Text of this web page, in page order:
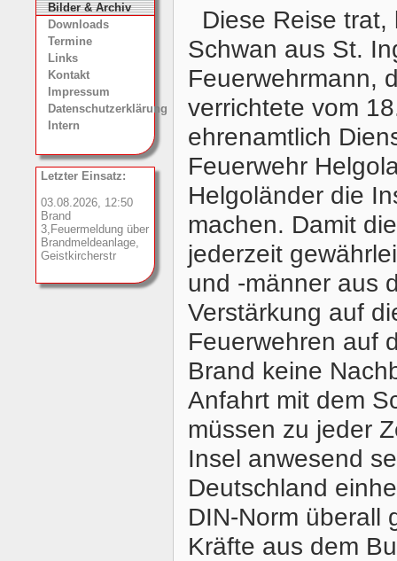
Bilder & Archiv
Downloads
Termine
Links
Kontakt
Impressum
Datenschutzerklärung
Intern
Letzter Einsatz:
03.08.2026, 12:50
Brand
3,Feuermeldung über
Brandmeldeanlage,
Geistkircherstr
Diese Reise
Schwan aus St.
Feuerwehrmann,
verrichtete vom
ehrenamtlich
Feuerwehr
Helgoländer die
machen. Damit
jederzeit
und -männer aus
Verstärkung auf
Feuerwehren auf
Brand keine
Anfahrt mit dem
müssen zu jeder
Insel anwesend
Deutschland
DIN-Norm überall
Kräfte aus dem